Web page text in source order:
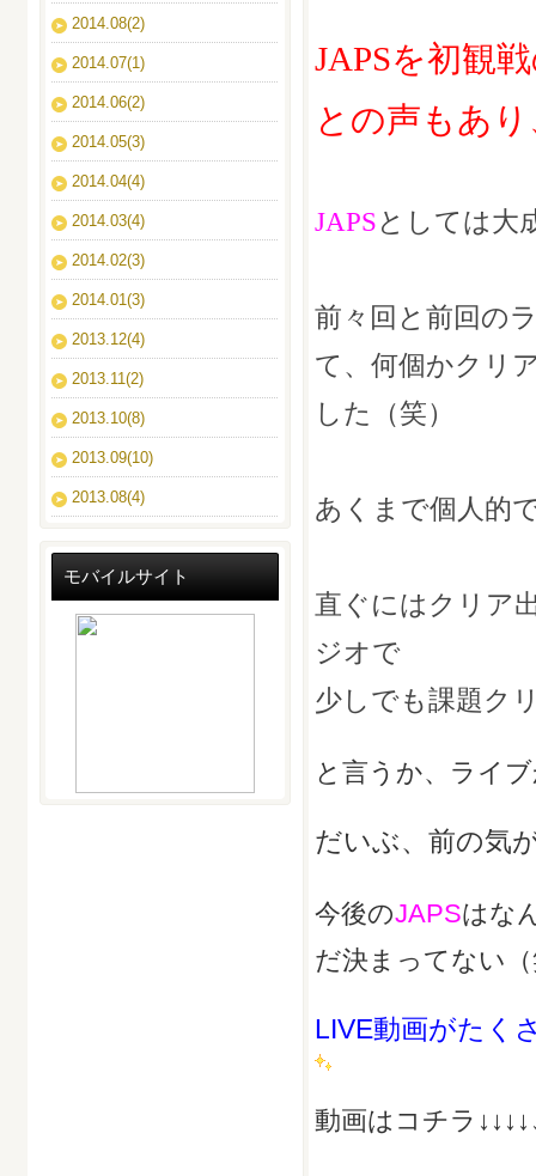
JAPSを初観
との声もあ
JAPS としては大
前々回と前回の
て、何個かクリ
した（笑）
あくまで個人的
直ぐにはクリア
ジオで
少しでも課題ク
と言うか、ライ
だいぶ、前の気
今後のJAPSはな
だ決まってない
LIVE動画がたく
動画はコチラ
2014.08(2)
2014.07(1)
2014.06(2)
2014.05(3)
2014.04(4)
2014.03(4)
2014.02(3)
2014.01(3)
2013.12(4)
2013.11(2)
2013.10(8)
2013.09(10)
2013.08(4)
モバイルサイト